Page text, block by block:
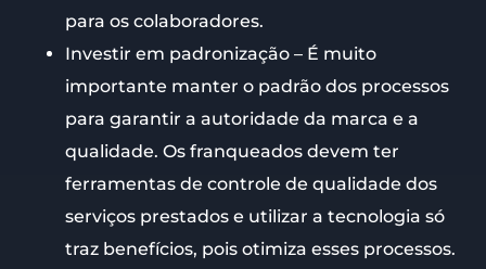
para os colaboradores.
Investir em padronização – É muito
importante manter o padrão dos processos
para garantir a autoridade da marca e a
qualidade. Os franqueados devem ter
ferramentas de controle de qualidade dos
serviços prestados e utilizar a tecnologia só
traz benefícios, pois otimiza esses processos.